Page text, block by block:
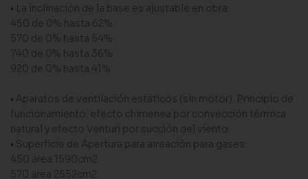
• La inclinación de la base es ajustable en obra:
450 de 0% hasta 62%
570 de 0% hasta 54%
740 de 0% hasta 36%
920 de 0% hasta 41%
• Aparatos de ventilación estáticos (sin motor). Principio de
funcionamiento: efecto chimenea por convección térmica
natural y efecto Venturi por succión del viento.
• Superficie de Apertura para aireación para gases:
450 area 1590cm2
570 area 2552cm2